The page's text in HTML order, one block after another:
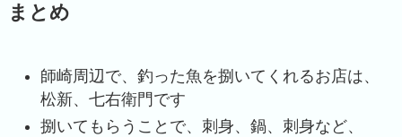
まとめ
師崎周辺で、釣った魚を捌いてくれるお店は、
松新、七右衛門です
捌いてもらうことで、刺身、鍋、刺身など、